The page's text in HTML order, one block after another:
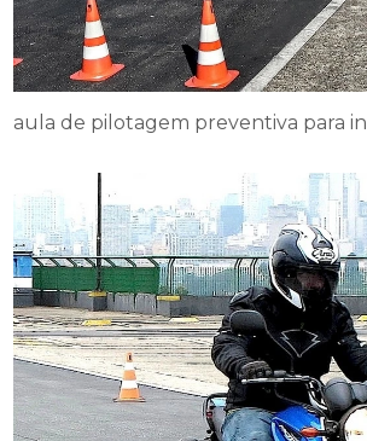
aula de pilotagem preventiva para